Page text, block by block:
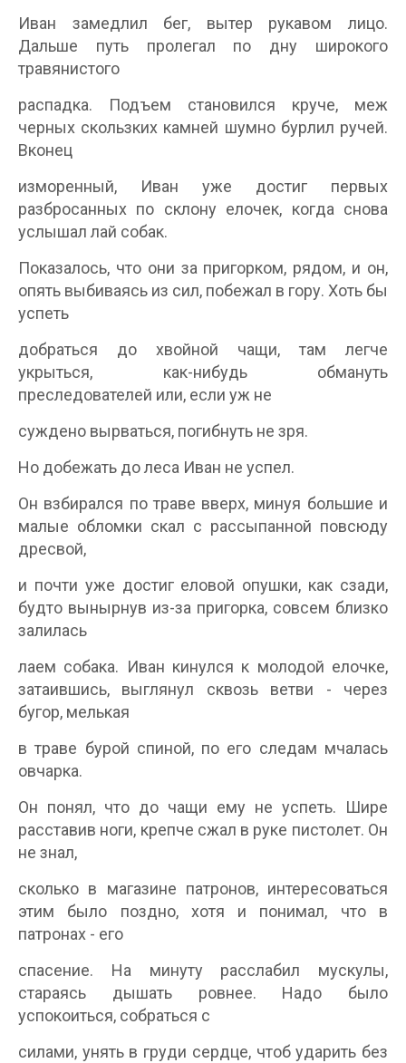
Иван замедлил бег, вытер рукавом лицо.
Дальше путь пролегал по дну широкого
травянистого
распадка. Подъем становился круче, меж
черных скользких камней шумно бурлил ручей.
Вконец
изморенный, Иван уже достиг первых
разбросанных по склону елочек, когда снова
услышал лай собак.
Показалось, что они за пригорком, рядом, и он,
опять выбиваясь из сил, побежал в гору. Хоть бы
успеть
добраться до хвойной чащи, там легче
укрыться, как-нибудь обмануть
преследователей или, если уж не
суждено вырваться, погибнуть не зря.
Но добежать до леса Иван не успел.
Он взбирался по траве вверх, минуя большие и
малые обломки скал с рассыпанной повсюду
дресвой,
и почти уже достиг еловой опушки, как сзади,
будто вынырнув из-за пригорка, совсем близко
залилась
лаем собака. Иван кинулся к молодой елочке,
затаившись, выглянул сквозь ветви - через
бугор, мелькая
в траве бурой спиной, по его следам мчалась
овчарка.
Он понял, что до чащи ему не успеть. Шире
расставив ноги, крепче сжал в руке пистолет. Он
не знал,
сколько в магазине патронов, интересоваться
этим было поздно, хотя и понимал, что в
патронах - его
спасение. На минуту расслабил мускулы,
стараясь дышать ровнее. Надо было
успокоиться, собраться с
силами, унять в груди сердце, чтоб ударить без